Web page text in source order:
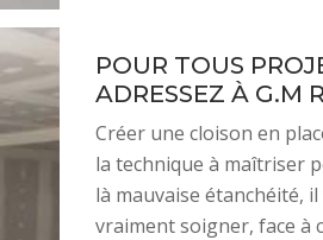
POUR TOUS
ADRESSEZ À G.M
Créer une cloison en
la technique à maîtriser
là mauvaise étanchéité,
vraiment soigner, face à